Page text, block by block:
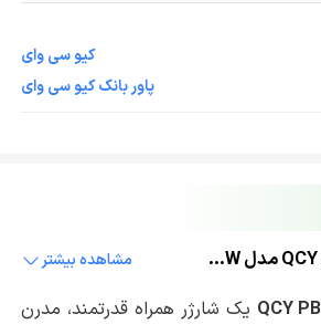
کیو سی وای
پاور بانک کیو سی وای
نقد و بررسی پاور بانک QCY مدل PB20A 45W ظرفیت ۲۰۰۰۰mAh
مشاهده بیشتر
QCY یک شارژر همراه قدرتمند، مدرن